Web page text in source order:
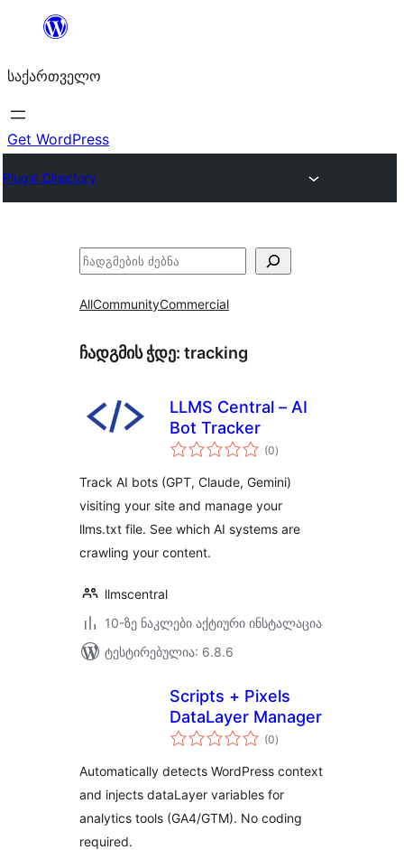
შიგთავსზე
საქართველო
Get WordPress
Plugin Directory
ძებნა
AllCommunityCommercial
ჩადგმის ჭდე: tracking
LLMS Central – AI
Bot Tracker
(0საერთო
რეიტინგი
)
Track AI bots (GPT, Claude, Gemini)
visiting your site and manage your
llms.txt file. See which AI systems are
crawling your content.
llmscentral
10-ზე ნაკლები აქტიური ინსტალაცია
ტესტირებულია: 6.8.6
Scripts + Pixels
DataLayer Manager
(0საერთო
რეიტინგი
)
Automatically detects WordPress context
and injects dataLayer variables for
analytics tools (GA4/GTM). No coding
required.